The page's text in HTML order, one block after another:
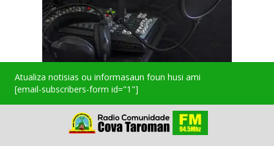
Atualiza notisias ou informasaun foun husi ami
[email-subscribers-form id="1"]